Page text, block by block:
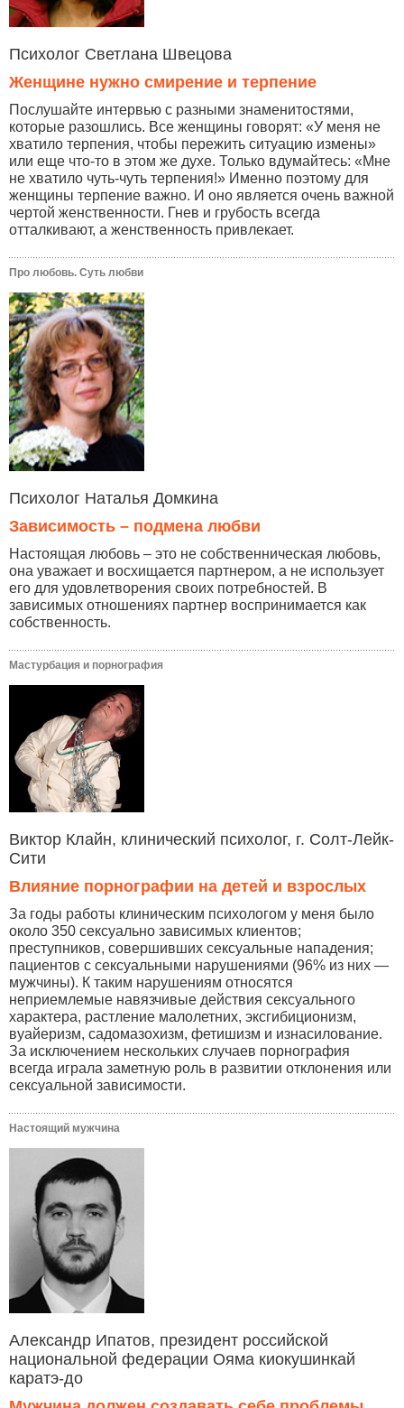
Психолог Светлана Швецова
Женщине нужно смирение и терпение
Послушайте интервью с разными знаменитостями,
которые разошлись. Все женщины говорят: «У меня не
хватило терпения, чтобы пережить ситуацию измены»
или еще что-то в этом же духе. Только вдумайтесь: «Мне
не хватило чуть-чуть терпения!» Именно поэтому для
женщины терпение важно. И оно является очень важной
чертой женственности. Гнев и грубость всегда
отталкивают, а женственность привлекает.
Про любовь. Суть любви
Психолог Наталья Домкина
Зависимость – подмена любви
Настоящая любовь – это не собственническая любовь,
она уважает и восхищается партнером, а не использует
его для удовлетворения своих потребностей. В
зависимых отношениях партнер воспринимается как
собственность.
Мастурбация и порнография
Виктор Клайн, клинический психолог, г. Солт-Лейк-
Сити
Влияние порнографии на детей и взрослых
За годы работы клиническим психологом у меня было
около 350 сексуально зависимых клиентов;
преступников, совершивших сексуальные нападения;
пациентов с сексуальными нарушениями (96% из них —
мужчины). К таким нарушениям относятся
неприемлемые навязчивые действия сексуального
характера, растление малолетних, эксгибиционизм,
вуайеризм, садомазохизм, фетишизм и изнасилование.
За исключением нескольких случаев порнография
всегда играла заметную роль в развитии отклонения или
сексуальной зависимости.
Настоящий мужчина
Александр Ипатов, президент российской
национальной федерации Ояма киокушинкай
каратэ-до